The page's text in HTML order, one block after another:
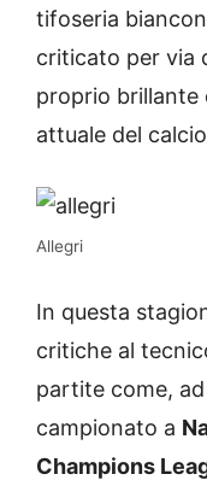
tifoseria
criticato per via
proprio brillante
attuale del
Allegri
In questa
critiche al
partite come,
campionato a
Champions